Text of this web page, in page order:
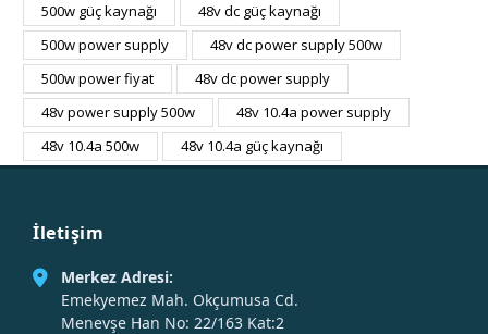
500w güç kaynağı
48v dc güç kaynağı
500w power supply
48v dc power supply 500w
500w power fiyat
48v dc power supply
48v power supply 500w
48v 10.4a power supply
48v 10.4a 500w
48v 10.4a güç kaynağı
İletişim
Merkez Adresi:
Emekyemez Mah. Okçumusa Cd.
Menevşe Han No: 22/163 Kat:2